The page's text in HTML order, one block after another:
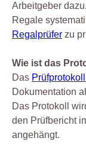
Arbeitgeber
Regale
Regalprüfer zu
Wie ist das
Das
Dokumentation
Das Protokoll
den Prüfbericht
angehängt.